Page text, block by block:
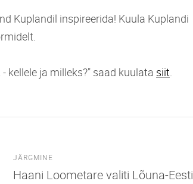
Kuplandil inspireerida! Kuula Kuplandi
kellele ja milleks?" saad kuulata siit.
JÄRGMINE
Haani Loometare valiti Lõuna-Eesti